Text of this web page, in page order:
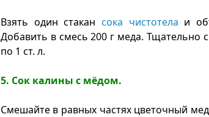
Взять один стакан сока чистотела и
Добавить в смесь 200 г меда.
по 1 ст. л.
5. Сок калины с мёдом.
Смешайте в равных частях цветочный